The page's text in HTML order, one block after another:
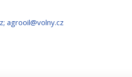
agrooil@volny.cz